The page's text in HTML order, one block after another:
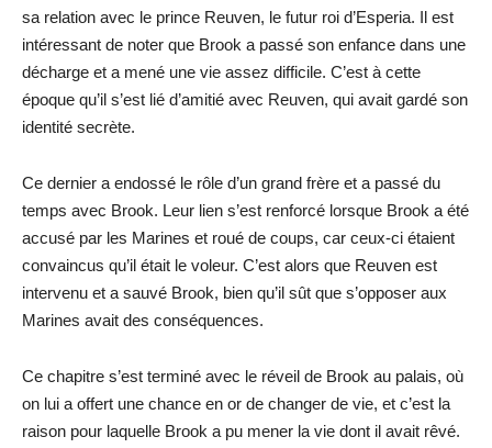
sa relation avec le prince Reuven, le futur roi d’Esperia. Il est
intéressant de noter que Brook a passé son enfance dans une
décharge et a mené une vie assez difficile. C’est à cette
époque qu’il s’est lié d’amitié avec Reuven, qui avait gardé son
identité secrète.
Ce dernier a endossé le rôle d’un grand frère et a passé du
temps avec Brook. Leur lien s’est renforcé lorsque Brook a été
accusé par les Marines et roué de coups, car ceux-ci étaient
convaincus qu’il était le voleur. C’est alors que Reuven est
intervenu et a sauvé Brook, bien qu’il sût que s’opposer aux
Marines avait des conséquences.
Ce chapitre s’est terminé avec le réveil de Brook au palais, où
on lui a offert une chance en or de changer de vie, et c’est la
raison pour laquelle Brook a pu mener la vie dont il avait rêvé.